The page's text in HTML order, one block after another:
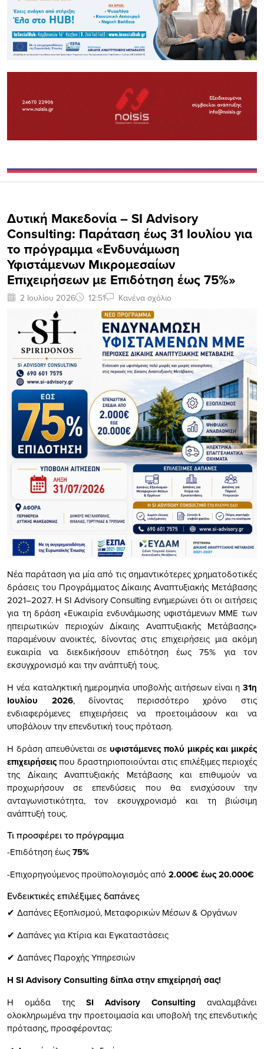
Δυτική Μακεδονία – SI Advisory
Consulting: Παράταση έως 31 Ιουλίου για
το πρόγραμμα «Ενδυνάμωση
Υφιστάμενων Μικρομεσαίων
Επιχειρήσεων με Επιδότηση έως 75%»
2 Ιουλίου 2026 12:51 Κανένα σχόλιο
Νέα παράταση για μία από τις σημαντικότερες χρηματοδοτικές
δράσεις του Προγράμματος Δίκαιης Αναπτυξιακής Μετάβασης
2021–2027. Η SI Advisory Consulting ενημερώνει ότι οι αιτήσεις
για τη δράση «Ευκαιρία ενδυνάμωσης υφιστάμενων ΜΜΕ των
ηπειρωτικών περιοχών Δίκαιης Αναπτυξιακής Μετάβασης»
παραμένουν ανοικτές, δίνοντας στις επιχειρήσεις μια ακόμη
ευκαιρία να διεκδικήσουν επιδότηση έως 75% για τον
εκσυγχρονισμό και την ανάπτυξή τους.
Η νέα καταληκτική ημερομηνία υποβολής αιτήσεων είναι η 31η
Ιουλίου 2026, δίνοντας περισσότερο χρόνο στις
ενδιαφερόμενες επιχειρήσεις να προετοιμάσουν και να
υποβάλουν την επενδυτική τους πρόταση.
Η δράση απευθύνεται σε υφιστάμενες πολύ μικρές και μικρές
επιχειρήσειςπου δραστηριοποιούνται στις επιλέξιμες περιοχές
της Δίκαιης Αναπτυξιακής Μετάβασης και επιθυμούν να
προχωρήσουν σε επενδύσεις που θα ενισχύσουν την
ανταγωνιστικότητα, τον εκσυγχρονισμό και τη βιώσιμη
ανάπτυξή τους.
Τι προσφέρει το πρόγραμμα
-Επιδότηση έως75%
-Επιχορηγούμενος προϋπολογισμός από 2.000€ έως 20.000€
Ενδεικτικές επιλέξιμες δαπάνες
✔ Δαπάνες Εξοπλισμού, Μεταφορικών Μέσων & Οργάνων
✔ Δαπάνες για Κτίρια και Εγκαταστάσεις
✔ Δαπάνες Παροχής Υπηρεσιών
Η SI Advisory Consulting δίπλα στην επιχείρησή σας!
Η ομάδα της SI Advisory Consulting αναλαμβάνει
ολοκληρωμένα την προετοιμασία και υποβολή της επενδυτικής
πρότασης, προσφέροντας: